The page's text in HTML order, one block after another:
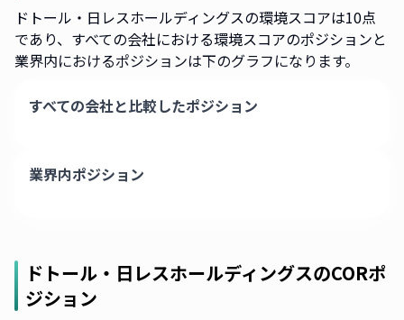
ドトール・日レスホールディングスの環境スコアは10点
であり、すべての会社における環境スコアのポジションと
業界内におけるポジションは下のグラフになります。
すべての会社と比較したポジション
業界内ポジション
ドトール・日レスホールディングスのCORポ
ジション